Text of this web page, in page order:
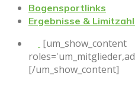
Bogensportlinks
Ergebnisse &
[um_show_content
[/um_show_content]